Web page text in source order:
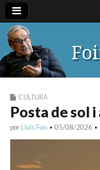
CULTURA
Posta de sol
por Lluís Foix • 05/08/2026 •